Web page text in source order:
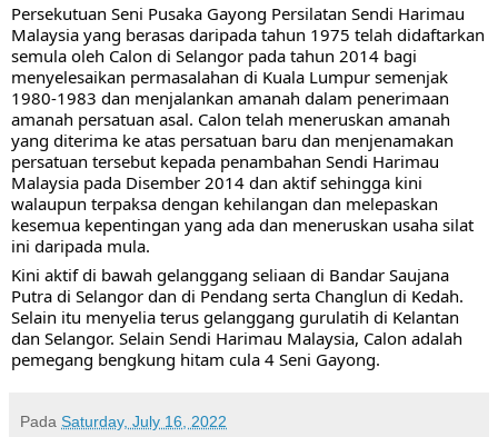
Persekutuan Seni Pusaka Gayong Persilatan Sendi Harimau
Malaysia yang berasas daripada tahun 1975 telah didaftarkan
semula oleh Calon di Selangor pada tahun 2014 bagi
menyelesaikan permasalahan di Kuala Lumpur semenjak
1980-1983 dan menjalankan amanah dalam penerimaan
amanah persatuan asal. Calon telah meneruskan amanah
yang diterima ke atas persatuan baru dan menjenamakan
persatuan tersebut kepada penambahan Sendi Harimau
Malaysia pada Disember 2014 dan aktif sehingga kini
walaupun terpaksa dengan kehilangan dan melepaskan
kesemua kepentingan yang ada dan meneruskan usaha silat
ini daripada mula.
Kini aktif di bawah gelanggang seliaan di Bandar Saujana
Putra di Selangor dan di Pendang serta Changlun di Kedah.
Selain itu menyelia terus gelanggang gurulatih di Kelantan
dan Selangor. Selain Sendi Harimau Malaysia, Calon adalah
pemegang bengkung hitam cula 4 Seni Gayong.
Pada Saturday, July 16, 2022